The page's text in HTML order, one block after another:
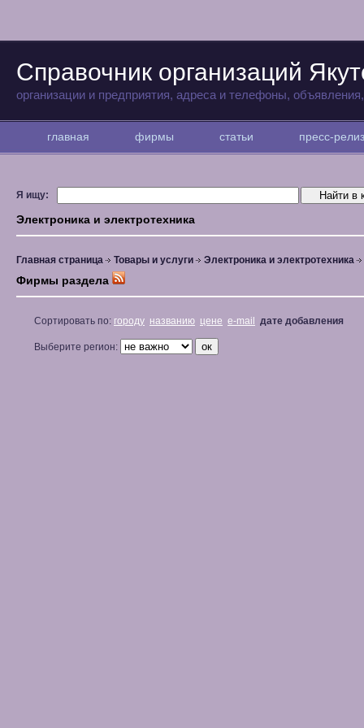
Справочник организаций
организации и предприятия, адреса и телефоны,
главная фирмы статьи пресс-
Я ищу:
Электроника и электротехника
Главная страница Товары и услуги Электроника и электротехника
Фирмы раздела
Сортировать по: городу названию цене e-mail дате добавления
Выберите регион: